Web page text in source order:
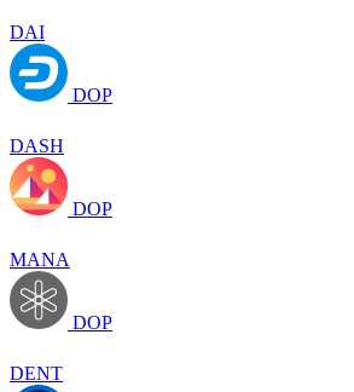
DAI
DOP
DASH
DOP
MANA
DOP
DENT